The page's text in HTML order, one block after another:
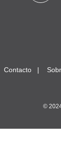
Contacto
©